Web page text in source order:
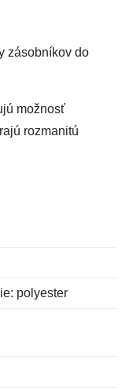
zásobníkov do
možnosť
rozmanitú
polyester